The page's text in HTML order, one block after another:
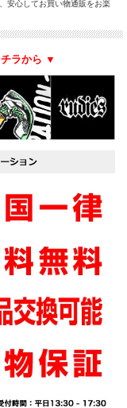
安心してお買い物通販をお楽
ラから ▼